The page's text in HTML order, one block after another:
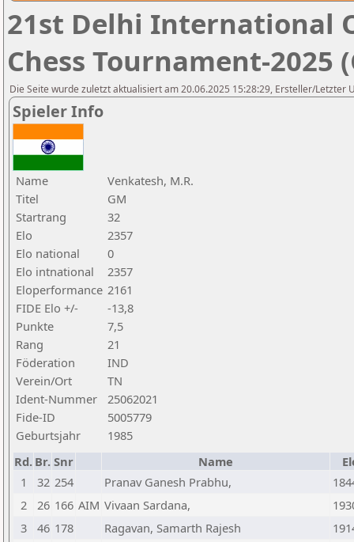
21st Delhi International
Chess Tournament-2025
Die Seite wurde zuletzt aktualisiert am 20.06.2025 15:28:29, Ersteller/Letzter
Spieler Info
Name
Venkatesh, M.R.
Titel
GM
Startrang
32
Elo
2357
Elo national
0
Elo intnational
2357
Eloperformance 2161
FIDE Elo +/-
-13,8
Punkte
7,5
Rang
21
Föderation
IND
Verein/Ort
TN
Ident-Nummer
25062021
Fide-ID
5005779
Geburtsjahr
1985
Rd. Br. Snr Name
1
32 254 Pranav Ganesh Prabhu,
2
26 166 AIM Vivaan Sardana,
3
46 178 Ragavan, Samarth Rajesh